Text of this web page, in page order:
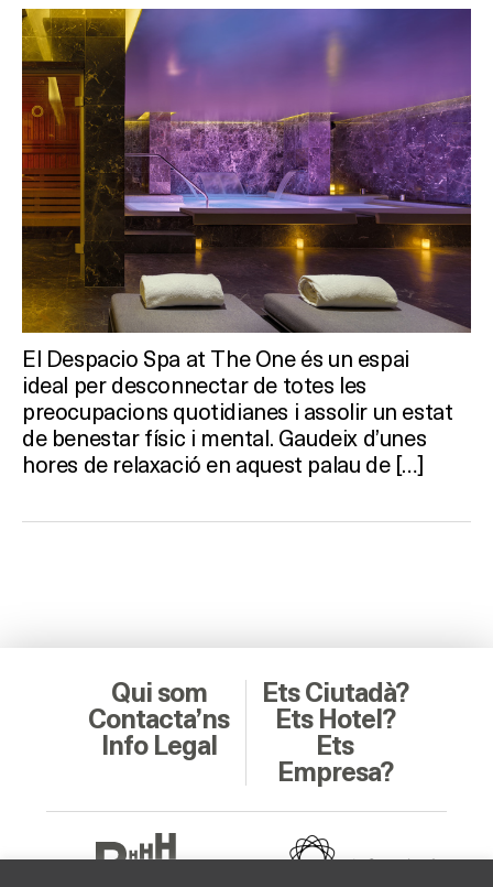
El Despacio Spa at The One és un espai
ideal per desconnectar de totes les
preocupacions quotidianes i assolir un estat
de benestar físic i mental. Gaudeix d’unes
hores de relaxació en aquest palau de […]
Qui som
Contacta’ns
Info Legal
Ets Ciutadà?
Ets Hotel?
Ets
Empresa?